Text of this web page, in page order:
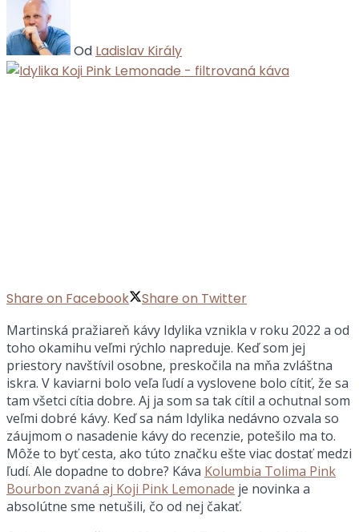
Od Ladislav Király
Share on Facebook Share on Twitter
Martinská pražiareň kávy Idylika vznikla v roku 2022 a od
toho okamihu veľmi rýchlo napreduje. Keď som jej
priestory navštívil osobne, preskočila na mňa zvláštna
iskra. V kaviarni bolo veľa ľudí a vyslovene bolo cítiť, že sa
tam všetci cítia dobre. Aj ja som sa tak cítil a ochutnal som
veľmi dobré kávy. Keď sa nám Idylika nedávno ozvala so
záujmom o nasadenie kávy do recenzie, potešilo ma to.
Môže to byť cesta, ako túto značku ešte viac dostať medzi
ľudí. Ale dopadne to dobre? Káva Kolumbia Tolima Pink
Bourbon zvaná aj Koji Pink Lemonade je novinka a
absolútne sme netušili, čo od nej čakať.